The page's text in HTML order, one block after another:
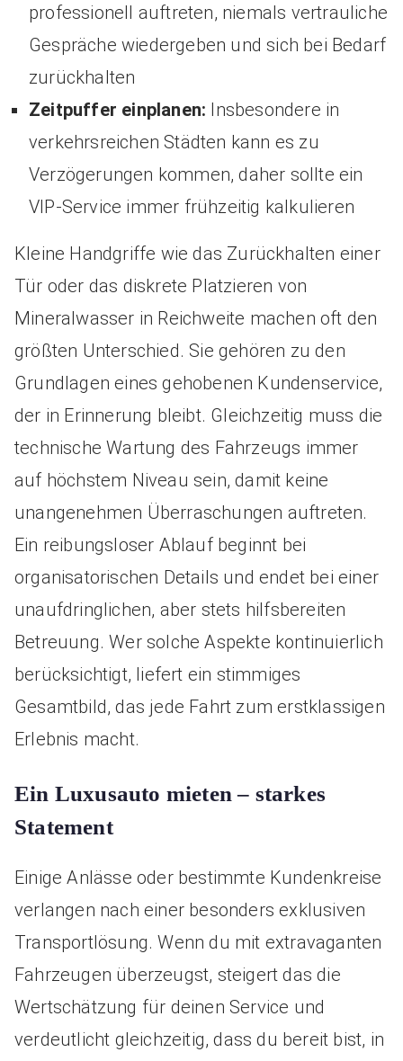
professionell auftreten, niemals vertrauliche
Gespräche wiedergeben und sich bei Bedarf
zurückhalten
Zeitpuffer einplanen: Insbesondere in
verkehrsreichen Städten kann es zu
Verzögerungen kommen, daher sollte ein
VIP-Service immer frühzeitig kalkulieren
Kleine Handgriffe wie das Zurückhalten einer
Tür oder das diskrete Platzieren von
Mineralwasser in Reichweite machen oft den
größten Unterschied. Sie gehören zu den
Grundlagen eines gehobenen Kundenservice,
der in Erinnerung bleibt. Gleichzeitig muss die
technische Wartung des Fahrzeugs immer
auf höchstem Niveau sein, damit keine
unangenehmen Überraschungen auftreten.
Ein reibungsloser Ablauf beginnt bei
organisatorischen Details und endet bei einer
unaufdringlichen, aber stets hilfsbereiten
Betreuung. Wer solche Aspekte kontinuierlich
berücksichtigt, liefert ein stimmiges
Gesamtbild, das jede Fahrt zum erstklassigen
Erlebnis macht.
Ein Luxusauto mieten – starkes
Statement
Einige Anlässe oder bestimmte Kundenkreise
verlangen nach einer besonders exklusiven
Transportlösung. Wenn du mit extravaganten
Fahrzeugen überzeugst, steigert das die
Wertschätzung für deinen Service und
verdeutlicht gleichzeitig, dass du bereit bist, in